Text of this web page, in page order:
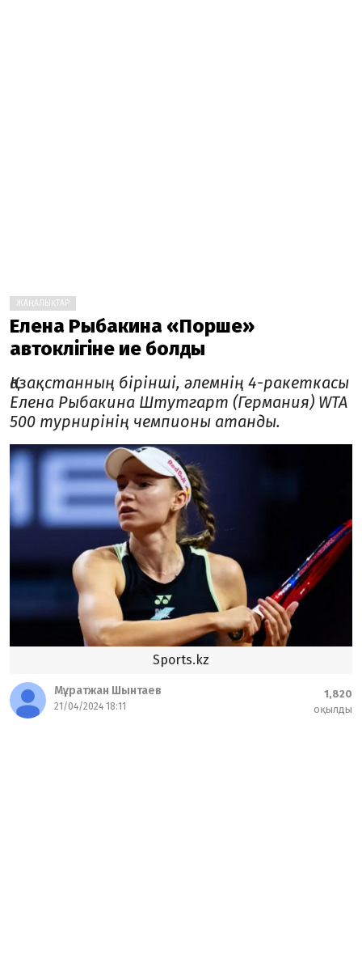
ЖАҢАЛЫҚТАР
Елена Рыбакина «Порше»
автокөлігіне ие болды
Қазақстанның бірінші, әлемнің 4-ракеткасы
Елена Рыбакина Штутгарт (Германия) WTA
500 турнирінің чемпионы атанды.
Sports.kz
Мұратжан Шынтаев
21/04/2024 18:11
1,820
оқылды